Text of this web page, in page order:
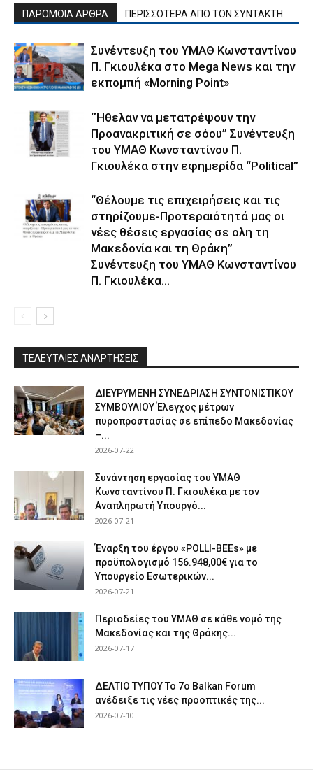
ΠΑΡΟΜΟΙΑ ΑΡΘΡΑ ΠΕΡΙΣΣΟΤΕΡΑ ΑΠΟ ΤΟΝ ΣΥΝΤΑΚΤΗ
Συνέντευξη του ΥΜΑΘ Κωνσταντίνου
Π. Γκιουλέκα στο Mega News και την
εκπομπή «Morning Point»
“Ήθελαν να μετατρέψουν την
Προανακριτική σε σόου” Συνέντευξη
του ΥΜΑΘ Κωνσταντίνου Π.
Γκιουλέκα στην εφημερίδα “Political”
“Θέλουμε τις επιχειρήσεις και τις
στηρίζουμε-Προτεραιότητά μας οι
νέες θέσεις εργασίας σε ολη τη
Μακεδονία και τη Θράκη”
Συνέντευξη του ΥΜΑΘ Κωνσταντίνου
Π. Γκιουλέκα...
ΤΕΛΕΥΤΑΙΕΣ ΑΝΑΡΤΗΣΕΙΣ
ΔΙΕΥΡΥΜΕΝΗ ΣΥΝΕΔΡΙΑΣΗ ΣΥΝΤΟΝΙΣΤΙΚΟΥ
ΣΥΜΒΟΥΛΙΟΥ Έλεγχος μέτρων
πυροπροστασίας σε επίπεδο Μακεδονίας
–...
2026-07-22
Συνάντηση εργασίας του ΥΜΑΘ
Κωνσταντίνου Π. Γκιουλέκα με τον
Αναπληρωτή Υπουργό...
2026-07-21
Έναρξη του έργου «POLLI-BEEs» με
προϋπολογισμό 156.948,00€ για το
Υπουργείο Εσωτερικών...
2026-07-21
Περιοδείες του ΥΜΑΘ σε κάθε νομό της
Μακεδονίας και της Θράκης...
2026-07-17
ΔΕΛΤΙΟ ΤΥΠΟΥ Το 7ο Balkan Forum
ανέδειξε τις νέες προοπτικές της...
2026-07-10